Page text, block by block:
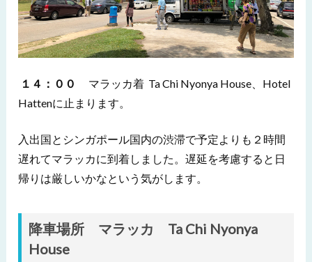
１４：００
マラッカ着 Ta Chi Nyonya House、Hotel
Hattenに止まります。
入出国とシンガポール国内の渋滞で予定よりも２時間
遅れてマラッカに到着しました。遅延を考慮すると日
帰りは厳しいかなという気がします。
降車場所 マラッカ Ta Chi Nyonya
House